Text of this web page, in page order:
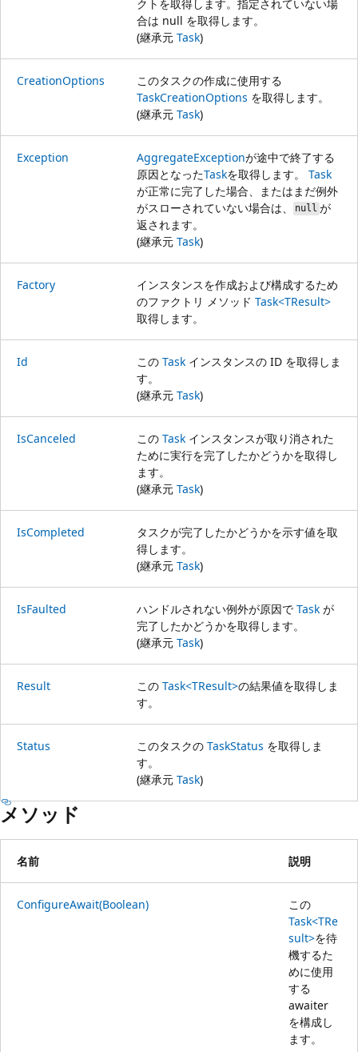
クトを取得します。指定されていない場
合は null を取得します。
(継承元 Task)
CreationOptions
このタスクの作成に使用する
TaskCreationOptions を取得します。
(継承元 Task)
Exception AggregateExceptionが途中で終了する
原因となったTaskを取得します。 Task
が正常に完了した場合、またはまだ例外
がスローされていない場合は、
null が
返されます。
(継承元 Task)
Factory
インスタンスを作成および構成するため
のファクトリ メソッド Task<TResult>
取得します。
Id この Task インスタンスの ID を取得しま
す。
(継承元 Task)
IsCanceled この Task インスタンスが取り消された
ために実行を完了したかどうかを取得し
ます。
(継承元 Task)
IsCompleted
タスクが完了したかどうかを示す値を取
得します。
(継承元 Task)
IsFaulted ハンドルされない例外が原因で Task が
完了したかどうかを取得します。
(継承元 Task)
Result この Task<TResult>の結果値を取得しま
す。
Status このタスクの TaskStatus を取得しま
す。
(継承元 Task)
メソッド
名前 説明
ConfigureAwait(Boolean)
この
Task<TRe
sult>を待
機するた
めに使用
する
awaiter
を構成し
ます。